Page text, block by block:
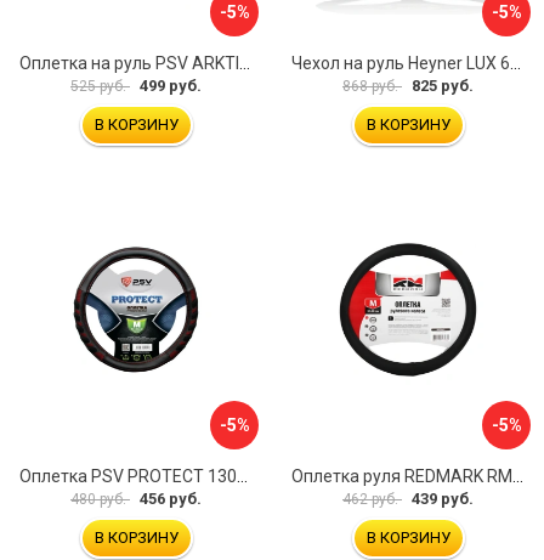
-5%
525 руб. 499 руб.
В КОРЗИНУ
-5%
868 руб. 825 руб.
В КОРЗИНУ
-5%
Оплетка PSV PROTECT 130503
480 руб. 456 руб.
В КОРЗИНУ
-5%
Оплетка руля REDMARK RM78002
462 руб. 439 руб.
В КОРЗИНУ